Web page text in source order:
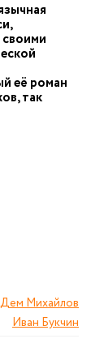
своими
её роман
так
Дем Михайлов
Иван Букчин